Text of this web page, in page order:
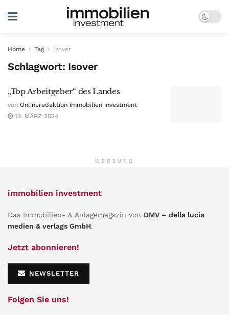
Home Tag Isover
Schlagwort: Isover
„Top Arbeitgeber“ des Landes
von Onlineredaktion immobilien investment
13. MÄRZ 2024
WERBUNG
immobilien investment
Das Immobilien- & Anlagemagazin von DMV – della lucia
medien & verlags GmbH.
Jetzt abonnieren!
NEWSLETTER
Folgen Sie uns!